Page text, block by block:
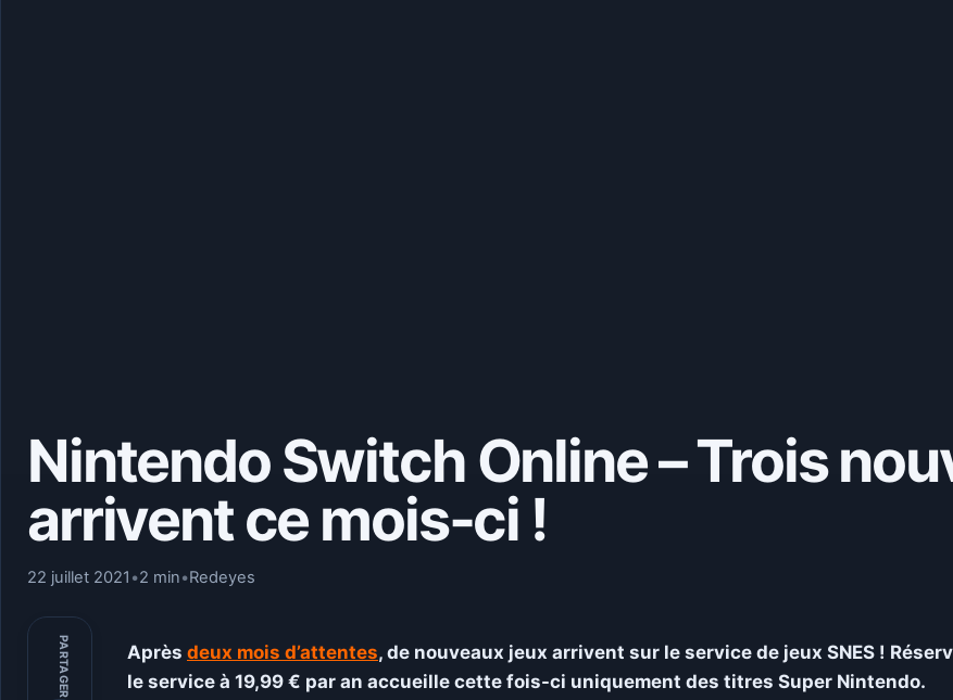
Nintendo Switch Online – Trois
arrivent ce mois-ci !
22 juillet 2021 •2 min•Redeyes
PARTAGER Après deux mois d’attentes, de nouveaux jeux arrivent sur le service de jeux SNES !
le service à 19,99 € par an accueille cette fois-ci uniquement des titres Super Nintendo.